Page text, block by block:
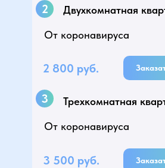
Двухкомнатная
От коронавируса
От коронавируса
2 800 руб.
3 500 руб.
Трехкомнатная
2
3